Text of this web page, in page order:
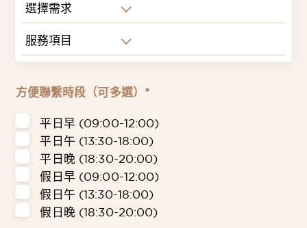
選擇需求
服務項目
方便聯繫時段（可多選）*
平日早 (09:00-12:00)
平日午 (13:30-18:00)
平日晚 (18:30-20:00)
假日早 (09:00-12:00)
假日午 (13:30-18:00)
假日晚 (18:30-20:00)